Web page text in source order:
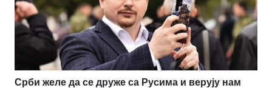
Срби желе да се друже са Русима и верују нам